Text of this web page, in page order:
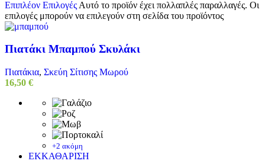
Επιπλέον Επιλογές Αυτό το προϊόν έχει πολλαπλές παραλλαγές. Οι
επιλογές μπορούν να επιλεγούν στη σελίδα του προϊόντος
Πιατάκι Μπαμπού Σκυλάκι
Πιατάκια, Σκεύη Σίτισης Μωρού
16,50 €
+2 ακόμη
ΕΚΚΑΘΑΡΙΣΗ